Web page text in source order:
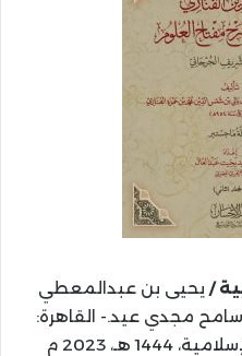
/ يحيى بن عبدالمعطي
تحقيق سامح مجدي عيد.- القاهرة:
المعهد العالي للدراسات الإسلامية، 1444 هـ، 2023 م